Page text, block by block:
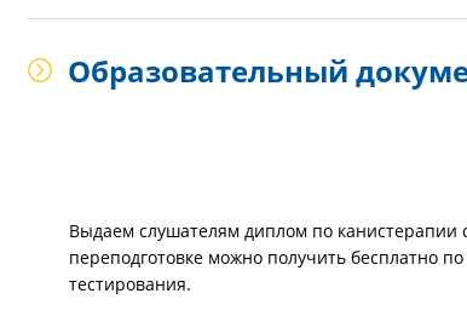
Образовательный
Выдаем слушателям диплом по канистерапии
переподготовке можно получить бесплатно
тестирования.